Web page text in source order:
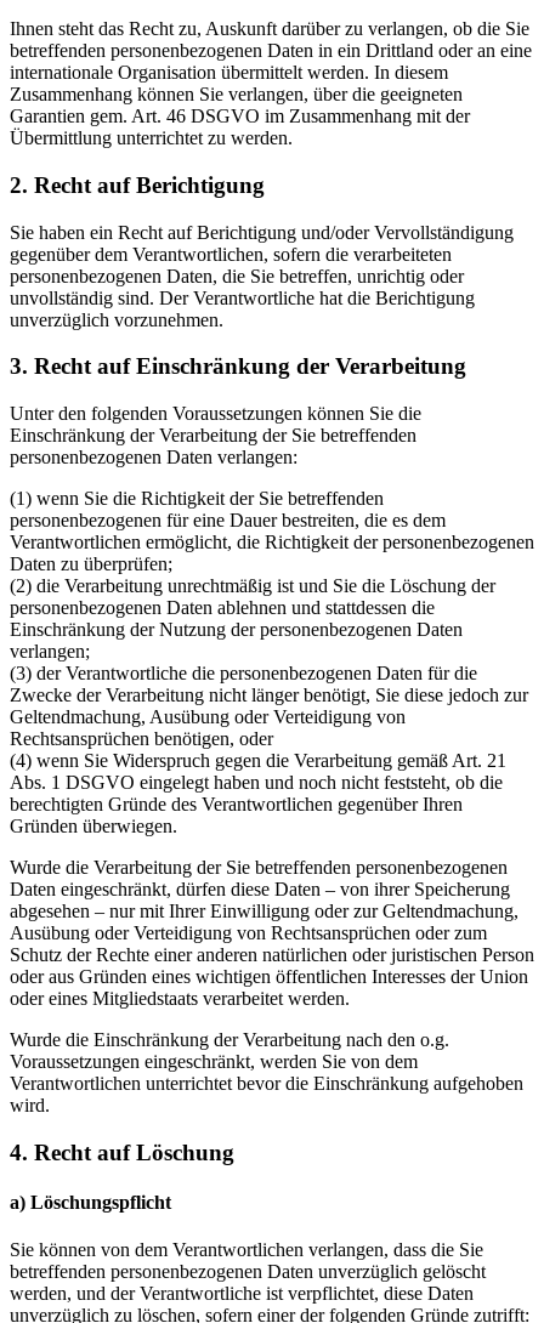
Ihnen steht das Recht zu, Auskunft darüber zu verlangen, ob die Sie
betreffenden personenbezogenen Daten in ein Drittland oder an eine
internationale Organisation übermittelt werden. In diesem
Zusammenhang können Sie verlangen, über die geeigneten
Garantien gem. Art. 46 DSGVO im Zusammenhang mit der
Übermittlung unterrichtet zu werden.
2. Recht auf Berichtigung
Sie haben ein Recht auf Berichtigung und/oder Vervollständigung
gegenüber dem Verantwortlichen, sofern die verarbeiteten
personenbezogenen Daten, die Sie betreffen, unrichtig oder
unvollständig sind. Der Verantwortliche hat die Berichtigung
unverzüglich vorzunehmen.
3. Recht auf Einschränkung der Verarbeitung
Unter den folgenden Voraussetzungen können Sie die
Einschränkung der Verarbeitung der Sie betreffenden
personenbezogenen Daten verlangen:
(1) wenn Sie die Richtigkeit der Sie betreffenden
personenbezogenen für eine Dauer bestreiten, die es dem
Verantwortlichen ermöglicht, die Richtigkeit der personenbezogenen
Daten zu überprüfen;
(2) die Verarbeitung unrechtmäßig ist und Sie die Löschung der
personenbezogenen Daten ablehnen und stattdessen die
Einschränkung der Nutzung der personenbezogenen Daten
verlangen;
(3) der Verantwortliche die personenbezogenen Daten für die
Zwecke der Verarbeitung nicht länger benötigt, Sie diese jedoch zur
Geltendmachung, Ausübung oder Verteidigung von
Rechtsansprüchen benötigen, oder
(4) wenn Sie Widerspruch gegen die Verarbeitung gemäß Art. 21
Abs. 1 DSGVO eingelegt haben und noch nicht feststeht, ob die
berechtigten Gründe des Verantwortlichen gegenüber Ihren
Gründen überwiegen.
Wurde die Verarbeitung der Sie betreffenden personenbezogenen
Daten eingeschränkt, dürfen diese Daten – von ihrer Speicherung
abgesehen – nur mit Ihrer Einwilligung oder zur Geltendmachung,
Ausübung oder Verteidigung von Rechtsansprüchen oder zum
Schutz der Rechte einer anderen natürlichen oder juristischen Person
oder aus Gründen eines wichtigen öffentlichen Interesses der Union
oder eines Mitgliedstaats verarbeitet werden.
Wurde die Einschränkung der Verarbeitung nach den o.g.
Voraussetzungen eingeschränkt, werden Sie von dem
Verantwortlichen unterrichtet bevor die Einschränkung aufgehoben
wird.
4. Recht auf Löschung
a) Löschungspflicht
Sie können von dem Verantwortlichen verlangen, dass die Sie
betreffenden personenbezogenen Daten unverzüglich gelöscht
werden, und der Verantwortliche ist verpflichtet, diese Daten
unverzüglich zu löschen, sofern einer der folgenden Gründe zutrifft: